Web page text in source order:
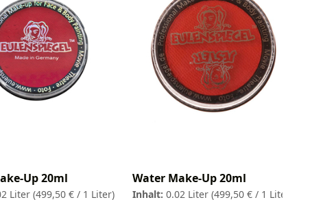
Up 20ml
Liter (499,50 € / 1 Liter)
Water Make-Up 20ml
Inhalt: 0.02 Liter (499,50 € / 1 Liter)